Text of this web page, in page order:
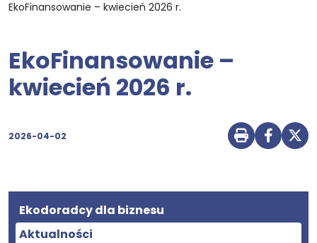
EkoFinansowanie – kwiecień 2026 r.
EkoFinansowanie –
kwiecień 2026 r.
2026-04-02 Drukuj
Ekodoradcy dla biznesu
Aktualności